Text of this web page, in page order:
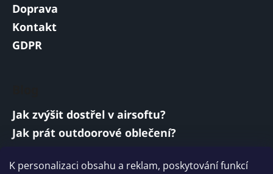
K personalizaci obsahu a reklam, poskytování funkcí
Doprava
Kontakt
GDPR
Jak zvýšit dostřel v airsoftu?
Jak prát outdoorové oblečení?
Vojenská a armádní sluchátka: co musí